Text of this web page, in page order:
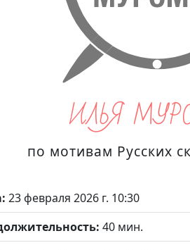
ИЛЬЯ
по мотивам Русских
23 февраля 2026 г. 10:30
40 мин.